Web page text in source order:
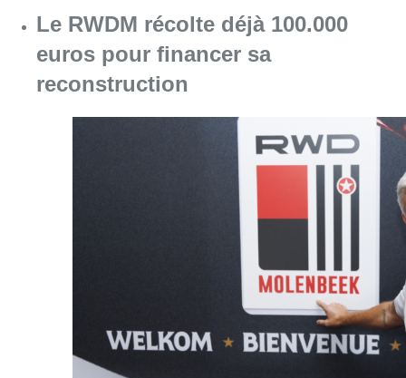
Le RWDM récolte déjà 100.000
euros pour financer sa
reconstruction